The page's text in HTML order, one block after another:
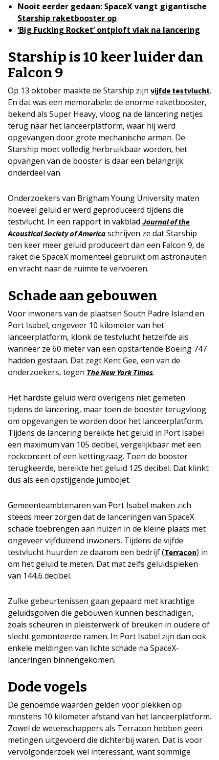
Nooit eerder gedaan: SpaceX vangt gigantische
Starship raketbooster op
‘Big Fucking Rocket’ ontploft vlak na lancering
Starship is 10 keer luider dan
Falcon 9
Op 13 oktober maakte de Starship zijn vijfde testvlucht.
En dat was een memorabele: de enorme raketbooster,
bekend als Super Heavy, vloog na de lancering netjes
terug naar het lanceerplatform, waar hij werd
opgevangen door grote mechanische armen. De
Starship moet volledig herbruikbaar worden, het
opvangen van de booster is daar een belangrijk
onderdeel van.
Onderzoekers van Brigham Young University maten
hoeveel geluid er werd geproduceerd tijdens die
testvlucht. In een rapport in vakblad Journal of the
Acoustical Society of America schrijven ze dat Starship
tien keer meer geluid produceert dan een Falcon 9, de
raket die SpaceX momenteel gebruikt om astronauten
en vracht naar de ruimte te vervoeren.
Schade aan gebouwen
Voor inwoners van de plaatsen South Padre Island en
Port Isabel, ongeveer 10 kilometer van het
lanceerplatform, klonk de testvlucht hetzelfde als
wanneer ze 60 meter van een opstartende Boeing 747
hadden gestaan. Dat zegt Kent Gee, een van de
onderzoekers, tegen The New York Times.
Het hardste geluid werd overigens niet gemeten
tijdens de lancering, maar toen de booster terugvloog
om opgevangen te worden door het lanceerplatform.
Tijdens de lancering bereikte het geluid in Port Isabel
een maximum van 105 decibel, vergelijkbaar met een
rockconcert of een kettingzaag. Toen de booster
terugkeerde, bereikte het geluid 125 decibel. Dat klinkt
dus als een opstijgende jumbojet.
Gemeenteambtenaren van Port Isabel maken zich
steeds meer zorgen dat de lanceringen van SpaceX
schade toebrengen aan huizen in de kleine plaats met
ongeveer vijfduizend inwoners. Tijdens de vijfde
testvlucht huurden ze daarom een bedrijf (Terracon) in
om het geluid te meten. Dat mat zelfs geluidspieken
van 144,6 decibel.
Zulke gebeurtenissen gaan gepaard met krachtige
geluidsgolven die gebouwen kunnen beschadigen,
zoals scheuren in pleisterwerk of breuken in oudere of
slecht gemonteerde ramen. In Port Isabel zijn dan ook
enkele meldingen van lichte schade na SpaceX-
lanceringen binnengekomen.
Dode vogels
De genoemde waarden gelden voor plekken op
minstens 10 kilometer afstand van het lanceerplatform.
Zowel de wetenschappers als Terracon hebben geen
metingen uitgevoerd die dichterbij waren. Dat is voor
vervolgonderzoek wel interessant, want sommige